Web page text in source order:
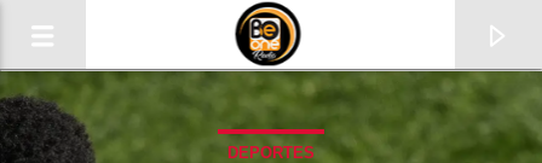
DEPORTES